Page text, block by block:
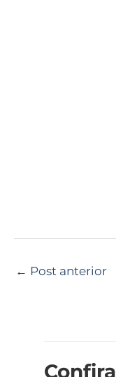
← Post anterior